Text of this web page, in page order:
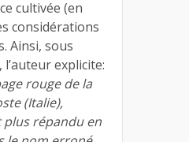
cultivée (en
considérations
Ainsi, sous
, l’auteur explicite:
rouge de la
(Italie),
répandu en